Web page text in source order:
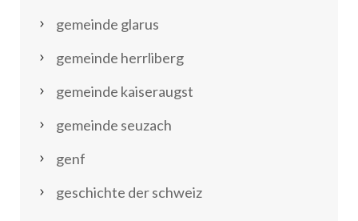
gemeinde glarus
gemeinde herrliberg
gemeinde kaiseraugst
gemeinde seuzach
genf
geschichte der schweiz